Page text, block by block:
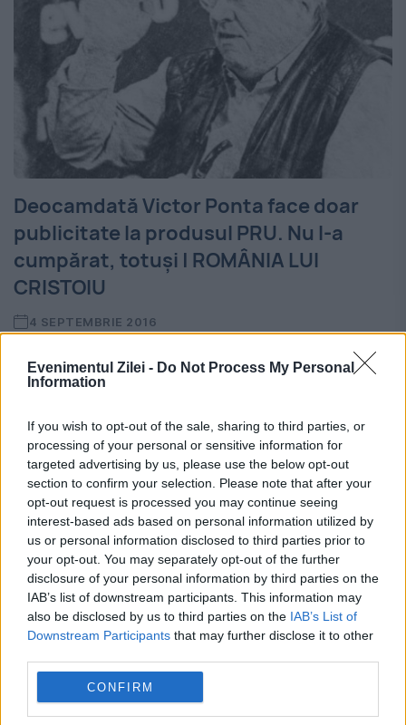
Evenimentul Zilei - Do Not Process My Personal
Information
If you wish to opt-out of the sale, sharing to third parties, or
processing of your personal or sensitive information for
targeted advertising by us, please use the below opt-out
section to confirm your selection. Please note that after your
opt-out request is processed you may continue seeing
interest-based ads based on personal information utilized by
us or personal information disclosed to third parties prior to
your opt-out. You may separately opt-out of the further
disclosure of your personal information by third parties on the
IAB’s list of downstream participants. This information may
also be disclosed by us to third parties on the IAB’s List of
Downstream Participants that may further disclose it to other
CONFIRM
Deocamdată Victor Ponta face doar
publicitate la produsul PRU. Nu l-a
cumpărat, totuși | ROMÂNIA LUI
CRISTOIU
4 SEPTEMBRIE 2016
Miercuri, 31 august 2016, seara, Nelu Barbu
l-a avut ca invitat la B1tv, pe Victor Ponta.
Ca de obicei la astfel de interviuri mai
dificile, am dat o mînă de...
GÂNDUL lui CRISTOIU. Nicuşor Dan – o
băşică pe cale de a se dezumfla. Am
suflat în ea degeaba!
8 IUNIE 2016